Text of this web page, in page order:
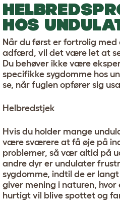
HOS
Når du først er fortrolig
adfærd, vil det være let at
Du behøver ikke være
specifikke sygdomme hos
se, når fuglen opfører sig
Helbredstjek
Hvis du holder mange
være sværere at få øje på
problemer, så vær altid på
andre dyr er undulater
sygdomme, indtil de er
giver mening i naturen,
hurtigt vil blive spottet og